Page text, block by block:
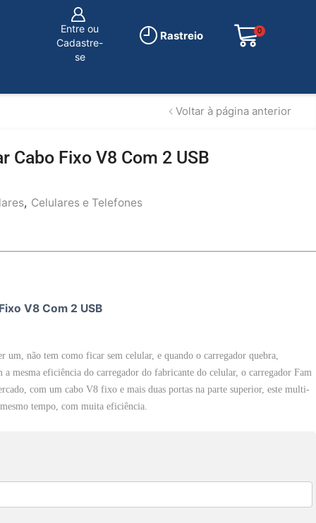
Entre ou
Cadastre-
se
Rastreio 0
Voltar à página anterior
Cabo Fixo V8 Com 2 USB
, Celulares e Telefones
V8 Com 2 USB
um, não tem como ficar sem celular, e quando o carregador quebra,
a mesma eficiência do carregador do fabricante do celular, o carregador Fam
com um cabo V8 fixo e mais duas portas na parte superior, este multi-
tempo, com muita eficiência.